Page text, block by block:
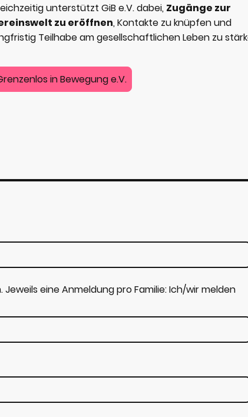
unterstützt GiB e.V. dabei, Zugänge zur
zu eröffnen, Kontakte zu knüpfen und
Teilhabe am gesellschaftlichen Leben zu
in Bewegung e.V.
eine Anmeldung pro Familie: Ich/wir melden